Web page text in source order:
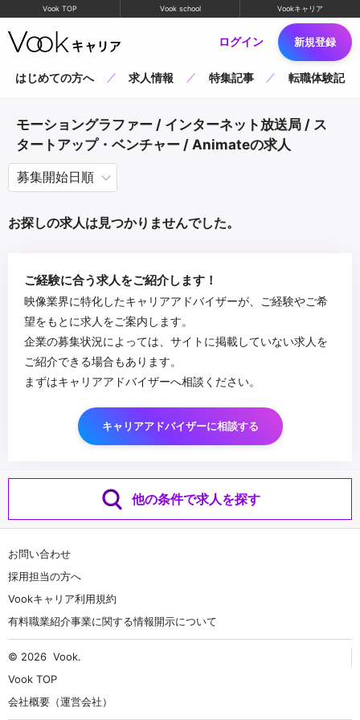
Vook TOP Vook school Vookキャリア
ログイン 新規登録
はじめての方へ 求人情報 特集記事 転職体験記
モーショングラファー / インターネット放送局 / ス
タートアップ・ベンチャー / Animateの求人
お探しの求人は見つかりませんでした。
ご経験に合う求人をご紹介します！
映像業界に特化したキャリアアドバイザーが、ご経験やご希
望をもとに求人をご案内します。
企業の募集状況によっては、サイトに掲載していない求人を
ご紹介できる場合もあります。
まずはキャリアアドバイザーへ相談ください。
キャリアアドバイザーに相談する
他の条件で求人を探す
お問い合わせ
採用担当の方へ
Vookキャリア利用規約
有料職業紹介事業に関する情報開示について
© 2026 Vook.
Vook TOP
会社概要（運営会社）